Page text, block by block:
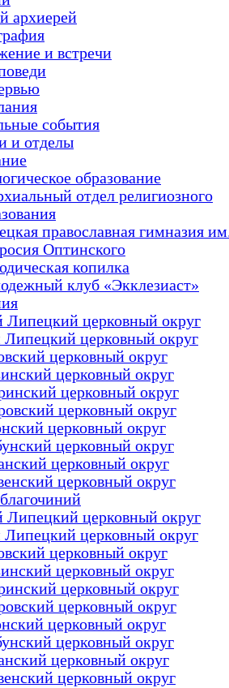
архиерей
и встречи
события
и отделы
образование
отдел религиозного
православная гимназия
Оптинского
копилка
клуб «Экклезиаст»
Липецкий церковный округ
Липецкий церковный округ
церковный округ
церковный округ
церковный округ
церковный округ
церковный округ
церковный округ
церковный округ
церковный округ
Липецкий церковный округ
Липецкий церковный округ
церковный округ
церковный округ
церковный округ
церковный округ
церковный округ
церковный округ
церковный округ
церковный округ